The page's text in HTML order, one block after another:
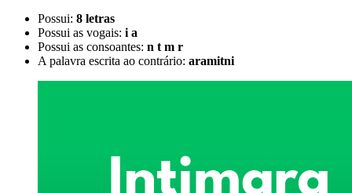
Possui: 8 letras
Possui as vogais: i a
Possui as consoantes: n t m r
A palavra escrita ao contrário: aramitni